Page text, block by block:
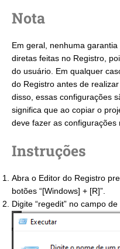
Nota
Em geral, nenhuma
diretas feitas no Registro,
do usuário. Em qualquer
do Registro antes de
disso, essas configurações
significa que ao copiar o
deve fazer as configurações
Instruções
Abra o Editor do Registro
botões “[Windows] + [R]”.
Digite “regedit” no campo